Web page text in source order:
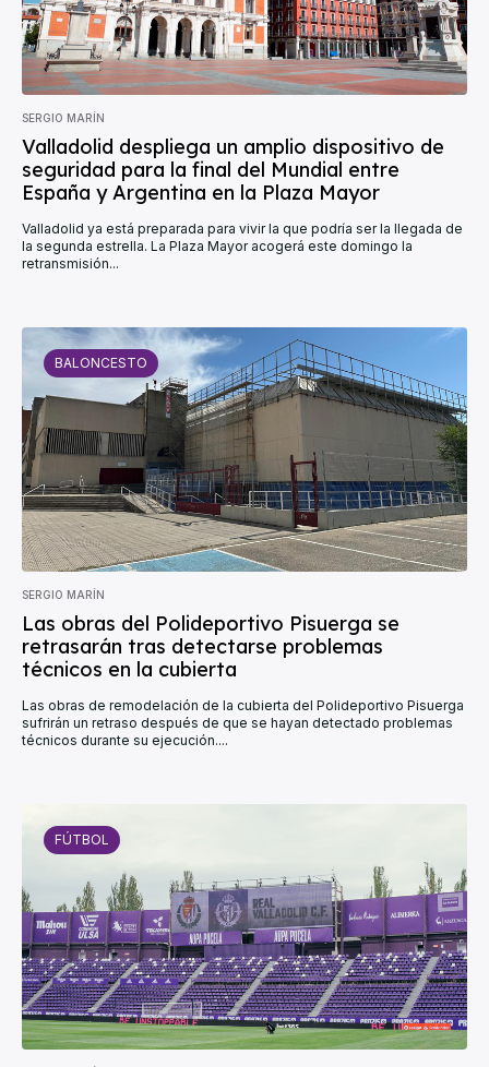
SERGIO MARÍN
Valladolid despliega un amplio dispositivo de
seguridad para la final del Mundial entre
España y Argentina en la Plaza Mayor
Valladolid ya está preparada para vivir la que podría ser la llegada de
la segunda estrella. La Plaza Mayor acogerá este domingo la
retransmisión...
BALONCESTO
SERGIO MARÍN
Las obras del Polideportivo Pisuerga se
retrasarán tras detectarse problemas
técnicos en la cubierta
Las obras de remodelación de la cubierta del Polideportivo Pisuerga
sufrirán un retraso después de que se hayan detectado problemas
técnicos durante su ejecución....
FÚTBOL